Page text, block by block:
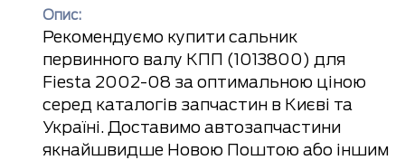
Опис:
Рекомендуємо купити сальник
первинного валу КПП (1013800) для
Fiesta 2002-08 за оптимальною ціною
серед каталогів запчастин в Києві та
Україні. Доставимо автозапчастини
якнайшвидше Новою Поштою або іншим